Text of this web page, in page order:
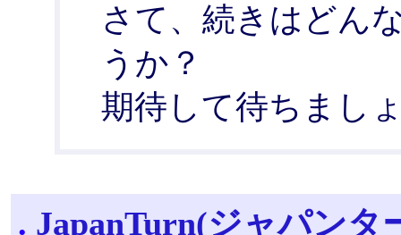
さて、続きはどん
うか？
期待して待ちまし
. JapanTurn(ジャパンタ